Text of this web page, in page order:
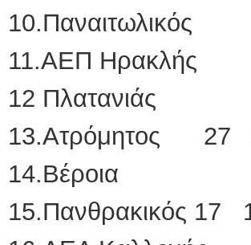
11.ΑΕΠ
12 Πλατανιάς
13.Ατρόμητος 27
14.Βέροια
15.Πανθρακικός 17